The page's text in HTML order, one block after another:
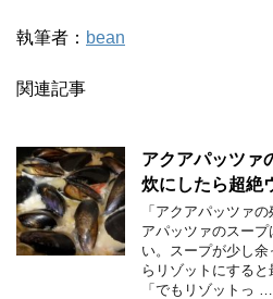
執筆者： bean
関連記事
アクアパッツァ
炊にしたら超絶
「アクアパッツァ
アパッツァのスー
い。スープが少し
らリゾットにすると
「でもリゾットっ …